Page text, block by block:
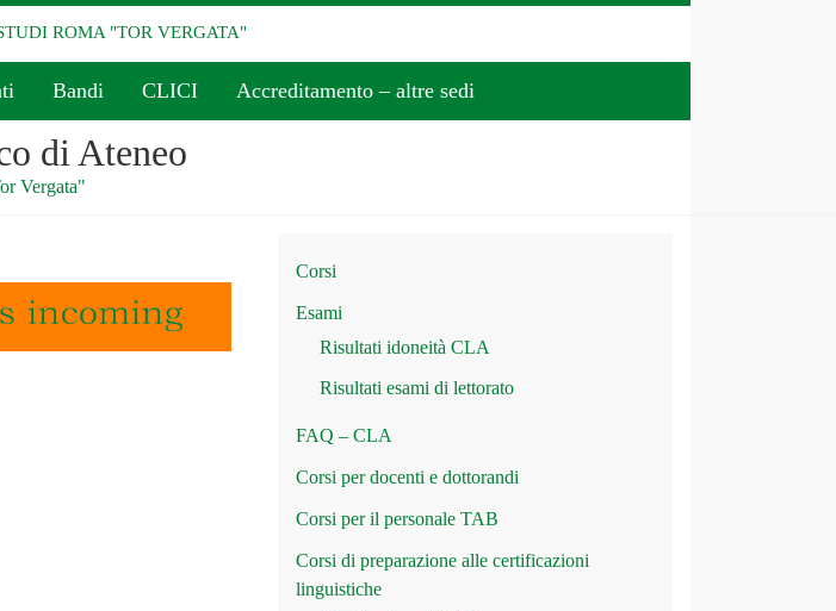
ROMA "TOR VERGATA"
Bandi CLICI Accreditamento – altre sedi
di Ateneo
Vergata"
Corsi
Esami
Risultati idoneità CLA
Risultati esami di lettorato
FAQ – CLA
Corsi per docenti e dottorandi
Corsi per il personale TAB
Corsi di preparazione alle certificazioni
linguistiche